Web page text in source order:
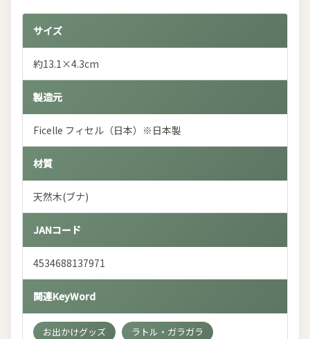
サイズ
約13.1×4.3cm
製造元
Ficelle フィセル（日本）※日本製
材質
天然木(ブナ)
JANコード
4534688137971
関連KeyWord
お出かけグッズ
ラトル・ガラガラ